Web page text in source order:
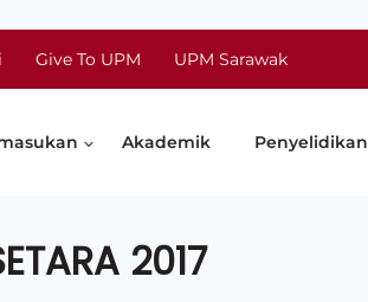
Give To UPM UPM Sarawak
Akademik Penyelidikan
2017